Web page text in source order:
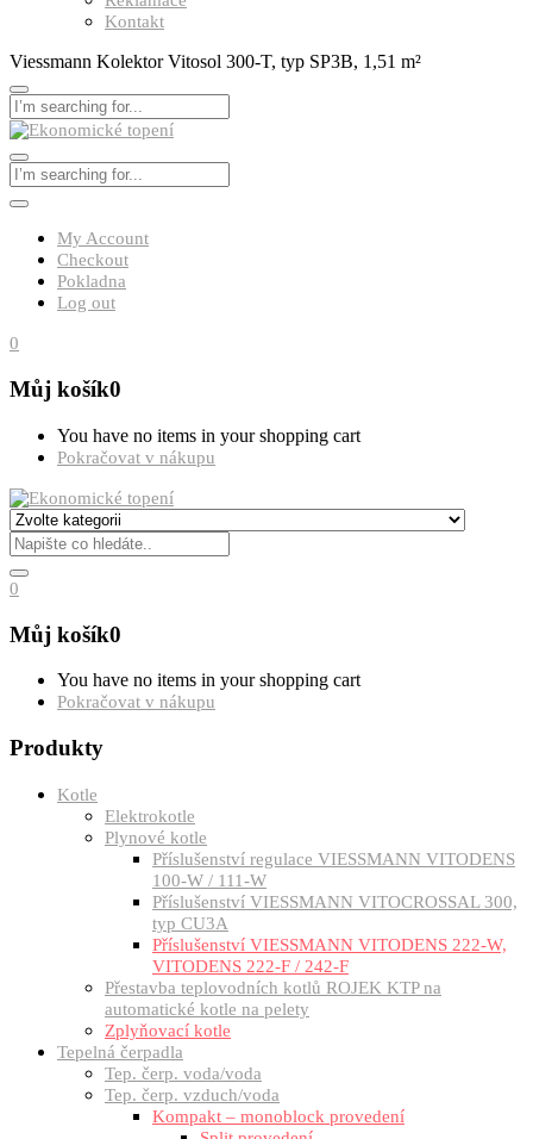
Kontakt
Viessmann Kolektor Vitosol 300-T, typ SP3B, 1,51 m²
My Account
Checkout
Pokladna
Log out
0
Můj košík0
You have no items in your shopping cart
Pokračovat v nákupu
0
Můj košík0
You have no items in your shopping cart
Pokračovat v nákupu
Produkty
Kotle
Elektrokotle
Plynové kotle
Příslušenství regulace VIESSMANN VITODENS
100-W / 111-W
Příslušenství VIESSMANN VITOCROSSAL 300,
typ CU3A
Příslušenství VIESSMANN VITODENS 222-W,
VITODENS 222-F / 242-F
Přestavba teplovodních kotlů ROJEK KTP na
automatické kotle na pelety
Zplyňovací kotle
Tepelná čerpadla
Tep. čerp. voda/voda
Tep. čerp. vzduch/voda
Kompakt – monoblock provedení